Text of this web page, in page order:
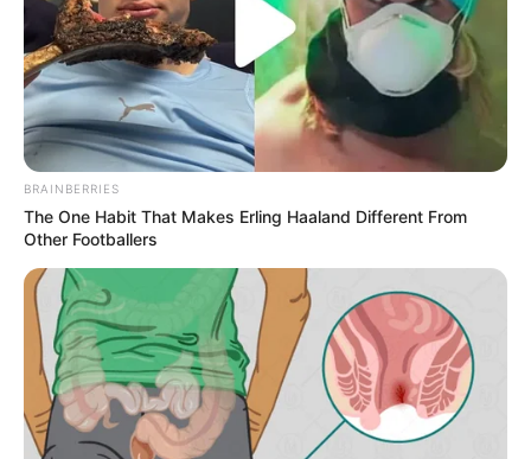
BRAINBERRIES
The One Habit That Makes Erling Haaland Different From
Other Footballers